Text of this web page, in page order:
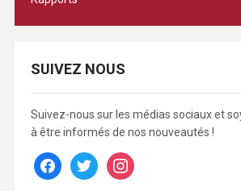
SUIVEZ NOUS
Suivez-nous sur les médias sociaux et
à être informés de nos nouveautés !
facebooktwitter instagram